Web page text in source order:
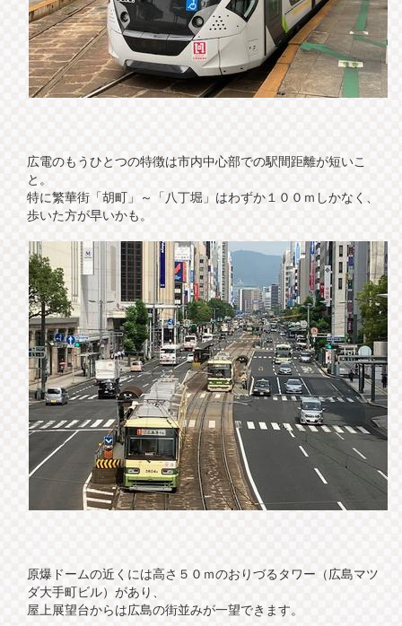
広電のもうひとつの特徴は市内中心部での駅間距離が短いこ
と。
特に繁華街「胡町」～「八丁堀」はわずか１００ｍしかなく、
歩いた方が早いかも。
原爆ドームの近くには高さ５０ｍのおりづるタワー（広島マツ
ダ大手町ビル）があり、
屋上展望台からは広島の街並みが一望できます。